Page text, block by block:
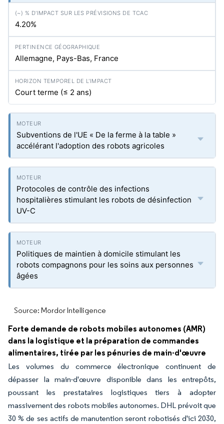
4.20%
Allemagne, Pays-Bas, France
Court terme (≤ 2 ans)
Subventions de l'UE « De la ferme à la table »
accélérant l'adoption des robots agricoles
Protocoles de contrôle des infections
hospitalières stimulant les robots de désinfection
UV-C
Politiques de maintien à domicile stimulant les
robots compagnons pour les soins aux personnes
âgées
Source: Mordor Intelligence
Forte demande de robots mobiles autonomes (AMR)
dans la logistique et la préparation de commandes
alimentaires, tirée par les pénuries de main-d'œuvre
Les volumes du commerce électronique continuent de
dépasser la main-d'œuvre disponible dans les entrepôts,
poussant les prestataires logistiques tiers à adopter
massivement des robots mobiles autonomes. DHL prévoit que
30 % de ses actifs de manutention seront robotisés d'ici 2030,